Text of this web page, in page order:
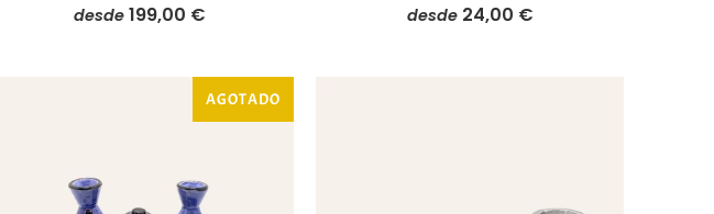
desde 199,00 € desde 24,00 €
AGOTADO